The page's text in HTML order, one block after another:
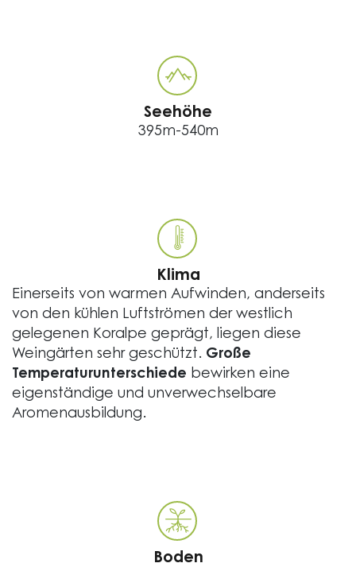
Seehöhe
395m-540m
Klima
Einerseits von warmen Aufwinden, anderseits
von den kühlen Luftströmen der westlich
gelegenen Koralpe geprägt, liegen diese
Weingärten sehr geschützt. Große
Temperaturunterschiede bewirken eine
eigenständige und unverwechselbare
Aromenausbildung.
Boden